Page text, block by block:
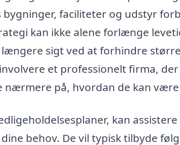
faciliteter og udstyr
kan ikke alene forlænge
længere sigt ved at forhindre
et professionelt firma,
nærmere på, hvordan de kan
kan
behov. De vil typisk tilbyde